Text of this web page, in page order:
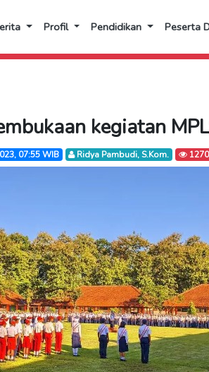
Profil Pendidikan Peserta
kegiatan
07:55 WIB Ridya Pambudi, S.Kom.